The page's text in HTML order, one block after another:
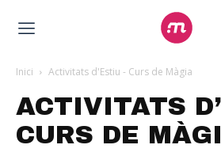
Inici Activitats d'Estiu - Curs de Màgia
ACTIVITATS
CURS DE